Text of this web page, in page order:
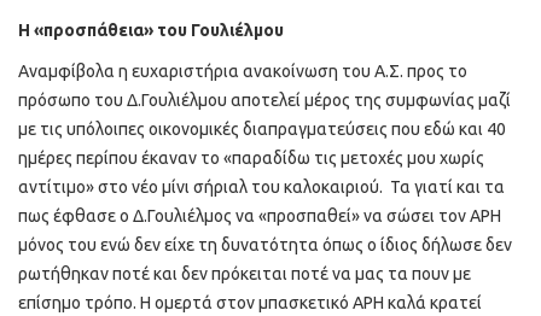
Η «προσπάθεια» του Γουλιέλμου
Αναμφίβολα η ευχαριστήρια ανακοίνωση του Α.Σ. προς το
πρόσωπο του Δ.Γουλιέλμου αποτελεί μέρος της συμφωνίας μαζί
με τις υπόλοιπες οικονομικές διαπραγματεύσεις που εδώ και 40
ημέρες περίπου έκαναν το «παραδίδω τις μετοχές μου χωρίς
αντίτιμο» στο νέο μίνι σήριαλ του καλοκαιριού. Τα γιατί και τα
πως έφθασε ο Δ.Γουλιέλμος να «προσπαθεί» να σώσει τον ΑΡΗ
μόνος του ενώ δεν είχε τη δυνατότητα όπως ο ίδιος δήλωσε δεν
ρωτήθηκαν ποτέ και δεν πρόκειται ποτέ να μας τα πουν με
επίσημο τρόπο. Η ομερτά στον μπασκετικό ΑΡΗ καλά κρατεί